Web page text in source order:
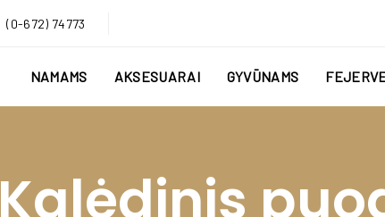
(0-672) 74773
NAMAMS AKSESUARAI GYVŪNAMS
Kalėdinis